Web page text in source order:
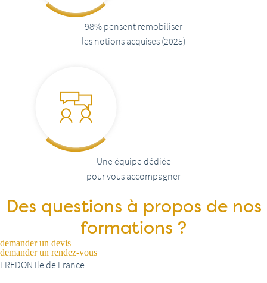
98% pensent remobiliser
les notions acquises (2025)
Une équipe dédiée
pour vous accompagner
Des questions à propos de nos
formations ?
demander un devis
demander un rendez-vous
FREDON Ile de France